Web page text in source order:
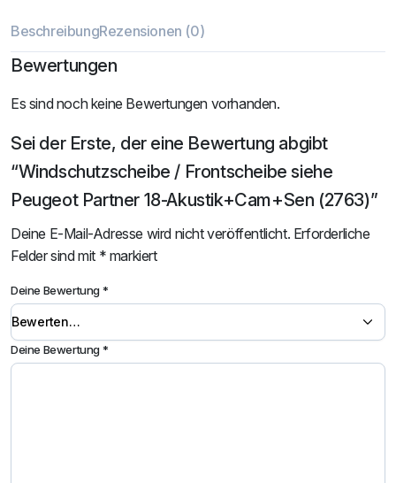
BeschreibungRezensionen (0)
Bewertungen
Es sind noch keine Bewertungen vorhanden.
Sei der Erste, der eine Bewertung abgibt
“Windschutzscheibe / Frontscheibe siehe
Peugeot Partner 18-Akustik+Cam+Sen (2763)”
Deine E-Mail-Adresse wird nicht veröffentlicht. Erforderliche
Felder sind mit * markiert
Deine Bewertung*
Deine Bewertung*